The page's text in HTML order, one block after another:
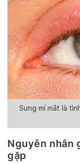
Sưng mí mắt là
Nguyên nhân
gặp